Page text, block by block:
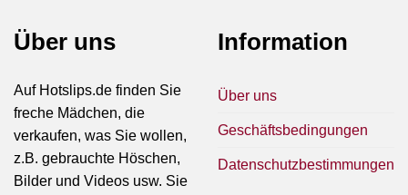
Über uns
Auf Hotslips.de finden Sie
freche Mädchen, die
verkaufen, was Sie wollen,
z.B. gebrauchte Höschen,
Bilder und Videos usw. Sie
Information
Über uns
Geschäftsbedingungen
Datenschutzbestimmungen